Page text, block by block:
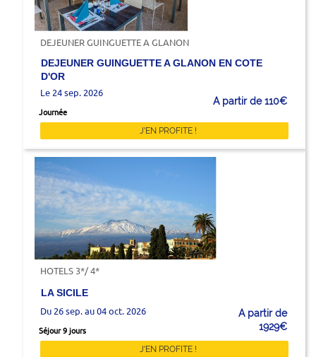
DEJEUNER GUINGUETTE A GLANON
DEJEUNER GUINGUETTE A GLANON EN COTE
D'OR
Le 24 sep. 2026
Journée
A partir de 110€
J'EN PROFITE !
HOTELS 3*/ 4*
LA SICILE
Du 26 sep. au 04 oct. 2026
Séjour 9 jours
A partir de
1929€
J'EN PROFITE !